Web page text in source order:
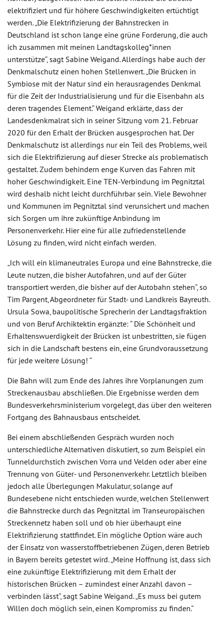
elektrifiziert und für höhere Geschwindigkeiten ertüchtigt
werden. „Die Elektrifizierung der Bahnstrecken in
Deutschland ist schon lange eine grüne Forderung, die auch
ich zusammen mit meinen Landtagskolleg*innen
unterstütze“, sagt Sabine Weigand. Allerdings habe auch der
Denkmalschutz einen hohen Stellenwert. „Die Brücken in
Symbiose mit der Natur sind ein herausragendes Denkmal
für die Zeit der Industrialisierung und für die Eisenbahn als
deren tragendes Element.“ Weigand erklärte, dass der
Landesdenkmalrat sich in seiner Sitzung vom 21. Februar
2020 für den Erhalt der Brücken ausgesprochen hat. Der
Denkmalschutz ist allerdings nur ein Teil des Problems, weil
sich die Elektrifizierung auf dieser Strecke als problematisch
gestaltet. Zudem behindern enge Kurven das Fahren mit
hoher Geschwindigkeit. Eine TEN-Verbindung im Pegnitztal
wird deshalb nicht leicht durchführbar sein. Viele Bewohner
und Kommunen im Pegnitztal sind verunsichert und machen
sich Sorgen um ihre zukünftige Anbindung im
Personenverkehr. Hier eine für alle zufriedenstellende
Lösung zu finden, wird nicht einfach werden.
„Ich will ein klimaneutrales Europa und eine Bahnstrecke, die
Leute nutzen, die bisher Autofahren, und auf der Güter
transportiert werden, die bisher auf der Autobahn stehen“, so
Tim Pargent, Abgeordneter für Stadt- und Landkreis Bayreuth.
Ursula Sowa, baupolitische Sprecherin der Landtagsfraktion
und von Beruf Archiktektin ergänzte: “ Die Schönheit und
Erhaltenswuerdigkeit der Brücken ist unbestritten, sie fügen
sich in die Landschaft bestens ein, eine Grundvoraussetzung
für jede weitere Lösung! “
Die Bahn will zum Ende des Jahres ihre Vorplanungen zum
Streckenausbau abschließen. Die Ergebnisse werden dem
Bundesverkehrsministerium vorgelegt, das über den weiteren
Fortgang des Bahnausbaus entscheidet.
Bei einem abschließenden Gespräch wurden noch
unterschiedliche Alternativen diskutiert, so zum Beispiel ein
Tunneldurchstich zwischen Vorra und Velden oder aber eine
Trennung von Güter- und Personenverkehr. Letztlich bleiben
jedoch alle Überlegungen Makulatur, solange auf
Bundesebene nicht entschieden wurde, welchen Stellenwert
die Bahnstrecke durch das Pegnitztal im Transeuropäischen
Streckennetz haben soll und ob hier überhaupt eine
Elektrifizierung stattfindet. Ein mögliche Option wäre auch
der Einsatz von wasserstoffbetriebenen Zügen, deren Betrieb
in Bayern bereits getestet wird. „Meine Hoffnung ist, dass sich
eine zukünftige Elektrifizierung mit dem Erhalt der
historischen Brücken – zumindest einer Anzahl davon –
verbinden lässt“, sagt Sabine Weigand. „Es muss bei gutem
Willen doch möglich sein, einen Kompromiss zu finden.“